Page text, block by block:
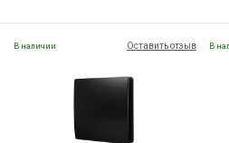
В наличии Оставить отзыв В